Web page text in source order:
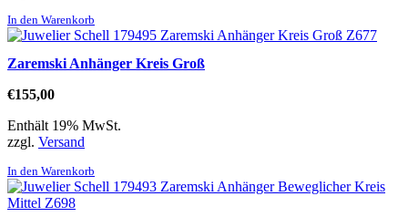
In den Warenkorb
Zaremski Anhänger Kreis Groß
€155,00
Enthält 19% MwSt.
zzgl. Versand
In den Warenkorb